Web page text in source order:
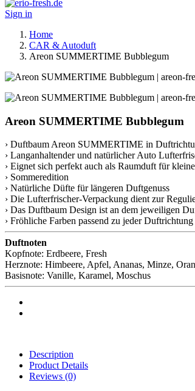
Sign in
Home
CAR & Autoduft
Areon SUMMERTIME Bubblegum
Areon SUMMERTIME Bubblegum
› Duftbaum Areon SUMMERTIME in
› Langanhaltender und natürlicher Auto
› Eignet sich perfekt auch als Raumduft für
› Sommeredition
› Natürliche Düfte für längeren Duftgenuss
› Die Lufterfrischer-Verpackung dient zur
› Das Duftbaum Design ist an dem jeweiligen
› Fröhliche Farben passend zu jeder Duftrichtung
Duftnoten
Kopfnote: Erdbeere, Fresh
Herznote: Himbeere, Apfel, Ananas, Minze,
Basisnote: Vanille, Karamel, Moschus
Description
Product Details
Reviews (0)